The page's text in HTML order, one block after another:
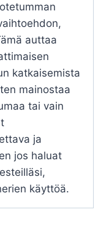
auttaa
katkaisemista
mainostaa
tai vain
ja
jos haluat
käyttöä.